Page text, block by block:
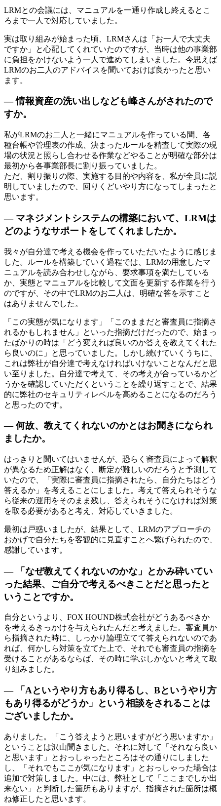
LRMとの会議には、マニュアルを一通り作成し終えるとこ
ろまで一人で対応していました。
実は取り組みが始まった頃、LRMさんは「お一人で大丈夫
ですか」と心配してくれていたのですが、当時は他の事業部
に負担をかけないよう一人で進めてしまいました。今思えば
LRMのお二人のアドバイスを聞いておけば良かったと思い
ます。
— 情報資産の洗い出しなども峰さんがされたので
すか。
私がLRMのお二人と一緒にマニュアルを作っている間、各
種台帳や管理表の作成、決まったルールを精査して実際の現
場の状況と照らし合わせる作業などやることが明確な部分は
最初から各事業部長に割り振っていました。
ただ、割り振りの際、実施する目的や内容を、私が全員に説
明していましたので、回りくどいやり方になってしまったと
思います。
— マネジメントシステムの構築において、LRMは
どのようなサポートをしてくれましたか。
我々が自分達で考える機会を作っていただいたように感じま
した。ルールを構築していく過程では、LRMの用意したマ
ニュアルを読み合わせしながら、要求事項を満たしている
か、実態とマニュアルを比較して文面を更新する作業を行う
のですが、その中でLRMのお二人は、明確な答を示すこと
はありませんでした。
「この実態が気になります」「このままだと審査員に指摘さ
れるかもしれません」といった指摘だけだったので、始まっ
たばかりの時は「どう変えれば良いのか答えを教えてくれた
ら良いのに」と思っていました。しかし続けていくうちに、
これは弊社が自分達で考えなければいけないことなんだと思
い至りました。自分達で考えて、その考えが合っているかど
うかを確認していただくということを繰り返すことで、結果
的に弊社のセキュリティレベルを高めることになるのだろう
と思ったのです。
— 何故、教えてくれないのかとはお聞きになられ
ましたか。
はっきりと聞いてはいませんが、恐らく審査員によって解釈
が異なるため正解はなく、断定が難しいのだろうと予測して
いたので、「実際に審査員に指摘されたら、自分たちはどう
答えるか」を考えることにしました。考えて答えられそうな
ら従来の運用をそのまま残し、答えられそうになければ対策
を取る必要があると考え、対応していきました。
最初は戸惑いましたが、結果として、LRMのアプローチの
おかげで自分たちを客観的に見直すことへ繋げられたので、
感謝しています。
— 「なぜ教えてくれないのかな」とかみ砕いてい
った結果、ご自分で考えるべきことだと思ったと
いうことですか。
自分というより、FOX HOUND株式会社がどうあるべきか
を考えるきっかけを与えられたんだと考えました。審査員か
ら指摘された時に、しっかり論理立てて答えられないのであ
れば、何かしら対策を立てた上で、それでも審査員の指摘を
受けることがあるならば、その時に学ぶしかないと考えて取
り組みました。
— 「Aというやり方もあり得るし、Bというやり方
もあり得るがどうか」という相談をされることは
ございましたか。
ありました。「こう答えようと思いますがどう思いますか」
ということは沢山聞きました。それに対して「それなら良い
と思います」とおっしゃったところはその通りにしました
し、「それでもここが気になります」とおっしゃった場合は
追加で対策しました。中には、弊社として「ここまでしか出
来ない」と判断した箇所もありますが、指摘された箇所は概
ね修正したと思います。